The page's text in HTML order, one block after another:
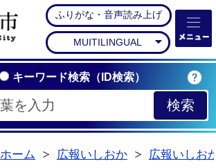
石岡市公式ホームペー
ふりがな・音声読み上げ
MUITILINGUAL
キーワード検索（ID検索）
ホーム
広報いしおか
広報いしお